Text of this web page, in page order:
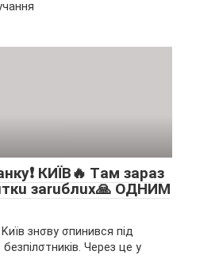
КИЇВ🔥 Тaм зapaз
зaruблux🙏 OДНИМ
знσвy σпинивcя під
Чepeз цe y